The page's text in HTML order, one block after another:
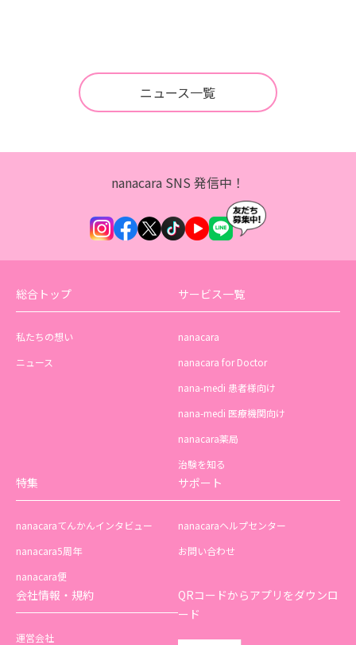
ニュース一覧
nanacara SNS 発信中！
総合トップ
私たちの想い
ニュース
サービス一覧
nanacara
nanacara for Doctor
nana-medi 患者様向け
nana-medi 医療機関向け
nanacara薬局
治験を知る
特集
nanacaraてんかんインタビュー
nanacara5周年
nanacara便
サポート
nanacaraヘルプセンター
お問い合わせ
会社情報・規約
運営会社
QRコードからアプリをダウンロ
ード